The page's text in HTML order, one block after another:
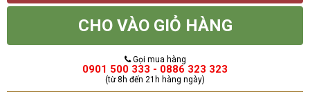
CHO VÀO GIỎ HÀNG
Gọi mua hàng
0901 500 333 - 0886 323 323
(từ 8h đến 21h hàng ngày)